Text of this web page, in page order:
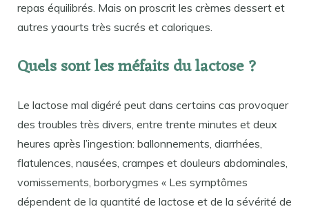
repas équilibrés. Mais on proscrit les crèmes dessert et
autres yaourts très sucrés et caloriques.
Quels sont les méfaits du lactose ?
Le lactose mal digéré peut dans certains cas provoquer
des troubles très divers, entre trente minutes et deux
heures après l’ingestion: ballonnements, diarrhées,
flatulences, nausées, crampes et douleurs abdominales,
vomissements, borborygmes « Les symptômes
dépendent de la quantité de lactose et de la sévérité de